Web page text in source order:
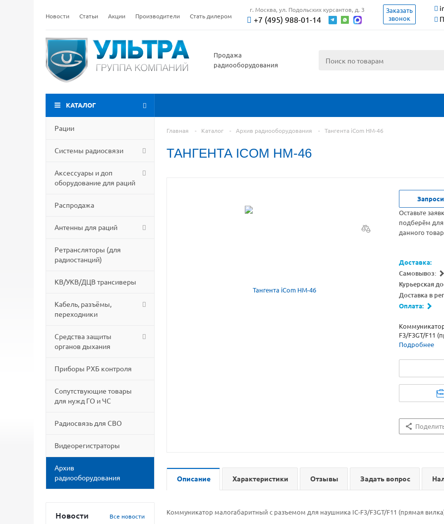
Новости Статьи Акции Производители Стать дилером
г. Москва, ул. Подольских курсантов, д. 3
+7 (495) 988-01-14
Заказать
звонок
Продажа
радиооборудования
КАТАЛОГ
Рации
Системы радиосвязи
Аксессуары и доп
оборудование для раций
Распродажа
Антенны для раций
Ретрансляторы (для
радиостанций)
КВ/УКВ/ДЦВ трансиверы
Кабель, разъёмы,
переходники
Средства защиты
органов дыхания
Приборы РХБ контроля
Сопутствующие товары
для нужд ГО и ЧС
Радиосвязь для СВО
Видеорегистраторы
Архив
радиооборудования
Новости Все новости
Главная - Каталог - Архив радиооборудования - Тангента iCom HM-46
ТАНГЕНТА ICOM HM-46
Оставьте
подберём для
данного
Доставка:
Самовывоз:
Курьерская
Доставка в
Оплата:
F3/F3GT/F11
Подробнее
Описание Характеристики Отзывы Задать вопрос
Коммуникатор малогабаритный с разъемом для наушника IC-F3/F3GT/F11 (прямая